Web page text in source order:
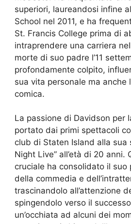
superiori, laureandosi infine
School nel 2011, e ha
St. Francis College prima di
intraprendere una carriera
morte di suo padre l’11
profondamente colpito,
sua vita personale ma anche
comica.
La passione di Davidson per
portato dai primi spettacoli
club di Staten Island alla sua
Night Live” all’età di 20 anni.
cruciale ha consolidato il suo
della commedia e
trascinandolo all’attenzione
spingendolo verso il
un’occhiata ad alcuni dei